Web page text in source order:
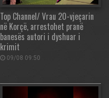
Top Channel/ Vrau 20-vjeçarin
në Korçë, arrestohet pranë
banesës autori i dyshuar i
krimit
09/08 09:50